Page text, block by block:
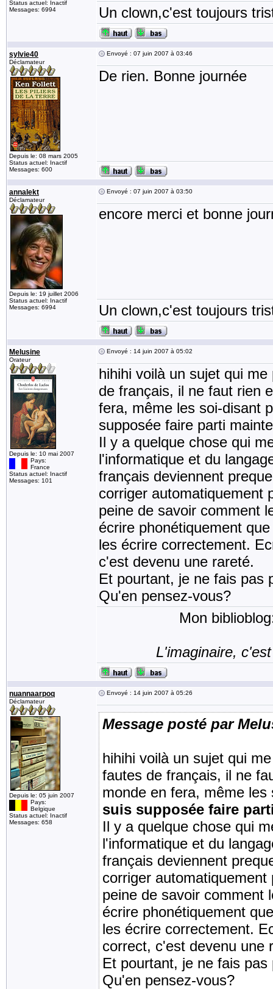
Status actuel: Inactif
Messages: 6994
Un clown,c'est toujours
sylvie40
Déclamateur
Depuis le: 08 mars 2005
Status actuel: Inactif
Messages: 600
Envoyé : 07 juin 2007 à 03:46
De rien. Bonne journée
annalekt
Déclamateur
Depuis le: 19 juillet 2006
Status actuel: Inactif
Messages: 6994
Envoyé : 07 juin 2007 à 03:50
encore merci et bonne
Un clown,c'est toujours
Melusine
Orateur
Depuis le: 10 mai 2007
Pays:
France
Status actuel: Inactif
Messages: 101
Envoyé : 14 juin 2007 à 05:02
hihihi voilà un sujet qui
de français, il ne faut rien
fera, même les soi-disant
supposée faire parti
Il y a quelque chose qui
l'informatique et du
français deviennent
corriger automatiquement
peine de savoir comment
écrire phonétiquement
les écrire correctement.
c'est devenu une rareté.
Et pourtant, je ne fais pas
Qu'en pensez-vous?
Mon
L'imaginaire,
nuannaarpoq
Déclamateur
Depuis le: 05 juin 2007
Pays:
Belgique
Status actuel: Inactif
Messages: 658
Envoyé : 14 juin 2007 à 05:26
Message posté par
hihihi voilà un sujet qui
fautes de français, il ne
monde en fera, même
suis supposée faire
Il y a quelque chose qui
l'informatique et du
français deviennent
corriger
peine de savoir comment
écrire phonétiquement
les écrire correctement.
correct, c'est devenu une
Et pourtant, je ne fais
Qu'en pensez-vous?